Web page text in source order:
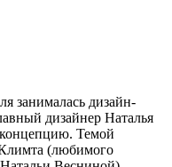
занималась дизайн-
дизайнер Наталья
концепцию. Темой
Климта (любимого